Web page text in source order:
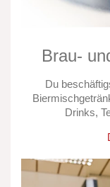
Brau-
Du
Drinks,